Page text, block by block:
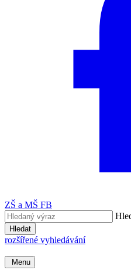
ZŠ a MŠ FB
Hledat
rozšířené vyhledávání
Menu